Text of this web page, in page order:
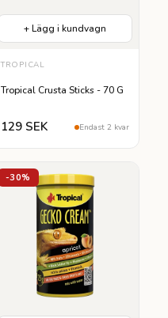
+ Lägg i kundvagn
TROPICAL
Tropical Crusta Sticks - 70 G
129 SEK Endast 2 kvar
-30%